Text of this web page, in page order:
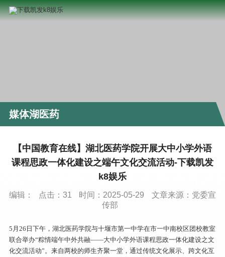
媒体湖医药
【中国教育在线】湖北医药学院开展大中小学外语
课程思政一体化建设之端午文化交流活动-下载凯发
k8娱乐
编辑： 点击： 31 时间：2025-05-29
文章来源：党委宣
传部
5月26日下午，湖北医药学院与十堰市第一中学在市一中南校区团校教室
联合举办“粽情端午中外共融——大中小学外语课程思政一体化建设之文
化交流活动”。来自两校的师生齐聚一堂，通过传统文化展示、跨文化互